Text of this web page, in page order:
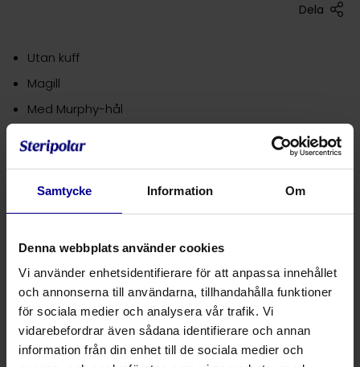
Samtycke Information Om
Denna webbplats använder cookies
Vi använder enhetsidentifierare för att anpassa innehållet
och annonserna till användarna, tillhandahålla funktioner
för sociala medier och analysera vår trafik. Vi
vidarebefordrar även sådana identifierare och annan
information från din enhet till de sociala medier och
Utan kuff
Magill
Med Murphy-hål
Produktnummer Storlek
4400011025 Endotrakealtub utan kuff
4400011035 Endotrakealtub utan kuff 3,5
4400011040 Endotrakealtub utan kuff
4400011045 Endotrakealtub utan kuff
Dela